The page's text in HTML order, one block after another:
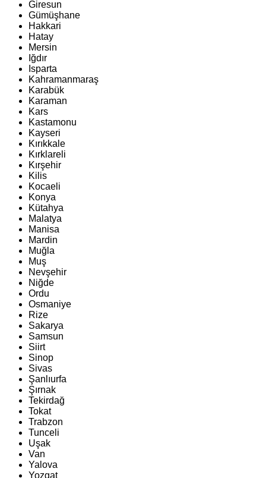
Giresun
Gümüşhane
Hakkari
Hatay
Mersin
Iğdır
Isparta
Kahramanmaraş
Karabük
Karaman
Kars
Kastamonu
Kayseri
Kırıkkale
Kırklareli
Kırşehir
Kilis
Kocaeli
Konya
Kütahya
Malatya
Manisa
Mardin
Muğla
Muş
Nevşehir
Niğde
Ordu
Osmaniye
Rize
Sakarya
Samsun
Siirt
Sinop
Sivas
Şanlıurfa
Şırnak
Tekirdağ
Tokat
Trabzon
Tunceli
Uşak
Van
Yalova
Yozgat